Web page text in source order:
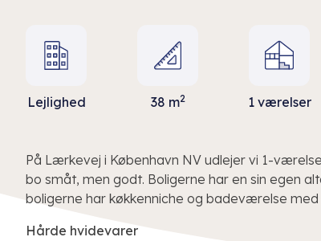
Lejlighed 38 m2 1 værelser
På Lærkevej i København NV udlejer vi 1-
bo småt, men godt. Boligerne har en sin egen
boligerne har køkkenniche og badeværelse med
Hårde hvidevarer